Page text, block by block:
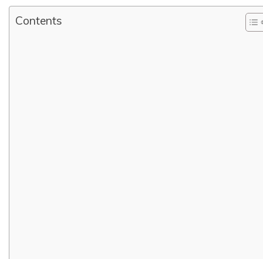
Contents